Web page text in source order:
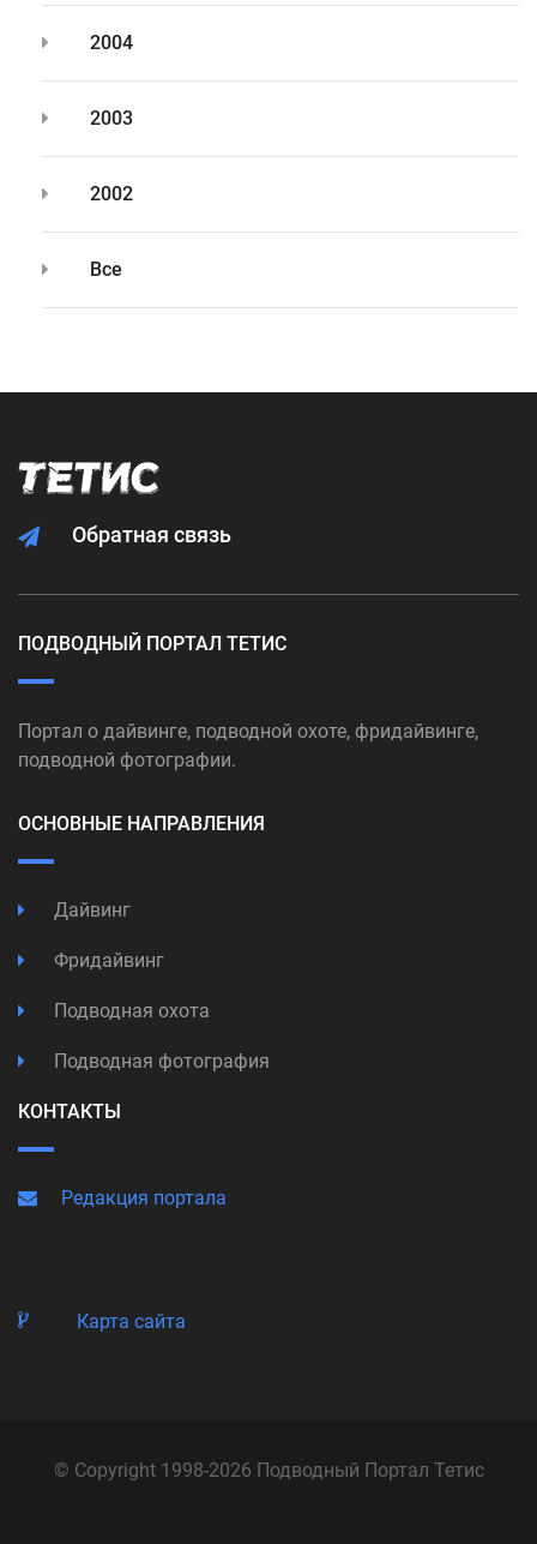
2004
2003
2002
Все
Обратная связь
ПОДВОДНЫЙ ПОРТАЛ ТЕТИС
Портал о дайвинге, подводной охоте, фридайвинге,
подводной фотографии.
ОСНОВНЫЕ НАПРАВЛЕНИЯ
Дайвинг
Фридайвинг
Подводная охота
Подводная фотография
КОНТАКТЫ
Редакция портала
Карта сайта
© Copyright 1998-2026 Подводный Портал Тетис